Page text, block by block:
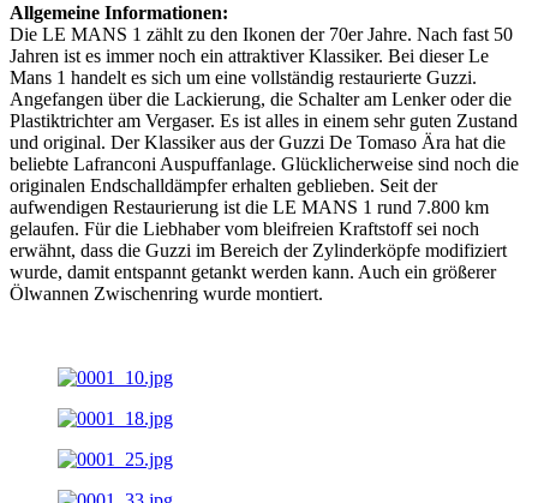
Allgemeine Informationen:
Die LE MANS 1 zählt zu den Ikonen der 70er Jahre. Nach fast 50
Jahren ist es immer noch ein attraktiver Klassiker. Bei dieser Le
Mans 1 handelt es sich um eine vollständig restaurierte Guzzi.
Angefangen über die Lackierung, die Schalter am Lenker oder die
Plastiktrichter am Vergaser. Es ist alles in einem sehr guten Zustand
und original. Der Klassiker aus der Guzzi De Tomaso Ära hat die
beliebte Lafranconi Auspuffanlage. Glücklicherweise sind noch die
originalen Endschalldämpfer erhalten geblieben. Seit der
aufwendigen Restaurierung ist die LE MANS 1 rund 7.800 km
gelaufen. Für die Liebhaber vom bleifreien Kraftstoff sei noch
erwähnt, dass die Guzzi im Bereich der Zylinderköpfe modifiziert
wurde, damit entspannt getankt werden kann. Auch ein größerer
Ölwannen Zwischenring wurde montiert.